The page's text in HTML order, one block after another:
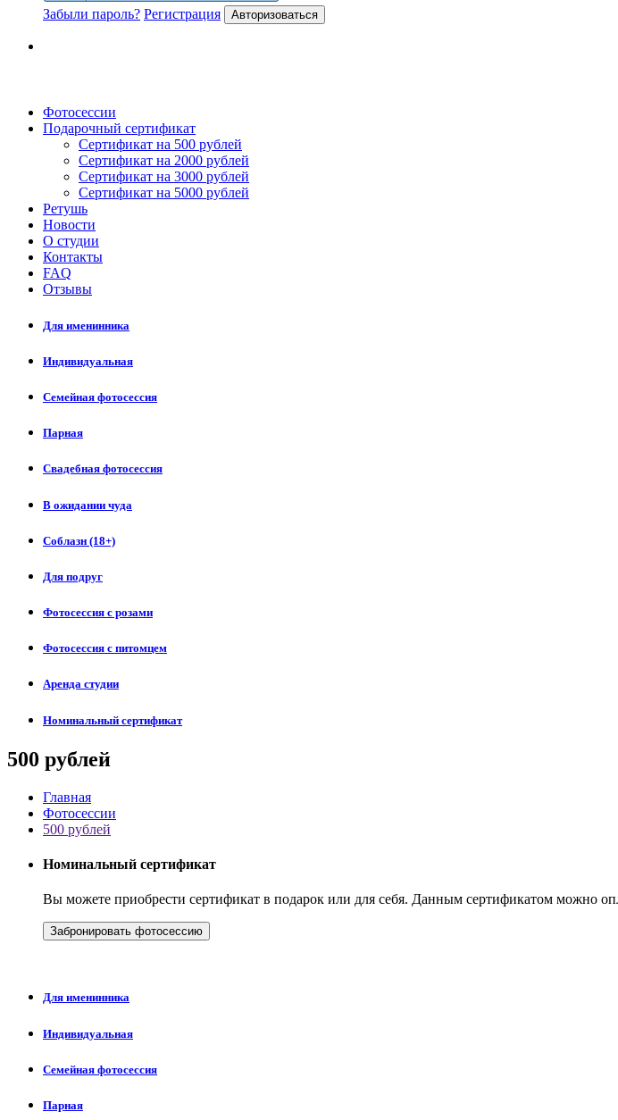
Забыли пароль? Регистрация Авторизоваться
Фотосессии
Подарочный сертификат
Сертификат на 500 рублей
Сертификат на 2000 рублей
Сертификат на 3000 рублей
Сертификат на 5000 рублей
Ретушь
Новости
О студии
Контакты
FAQ
Отзывы
Для именинника
Индивидуальная
Семейная фотосессия
Парная
Свадебная фотосессия
В ожидании чуда
Соблазн (18+)
Для подруг
Фотосессия с розами
Фотосессия с питомцем
Аренда студии
Номинальный сертификат
500 рублей
Главная
Фотосессии
500 рублей
Номинальный сертификат
Вы можете приобрести сертификат в подарок или для себя. Данным сертификатом можно
Забронировать фотосессию
Для именинника
Индивидуальная
Семейная фотосессия
Парная